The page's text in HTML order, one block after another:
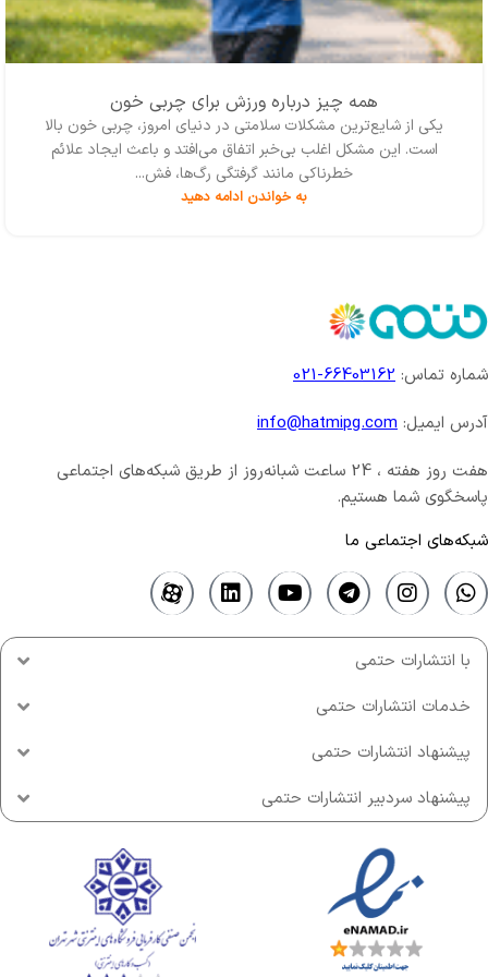
همه چیز درباره ورزش برای چربی خون
یکی از شایع‌ترین مشکلات سلامتی در دنیای امروز، چربی خون بالا
است. این مشکل اغلب بی‌خبر اتفاق می‌افتد و باعث ایجاد علائم
خطرناکی مانند گرفتگی رگ‌ها، فش...
به خواندن ادامه دهید
شماره تماس: 66403162-021
آدرس ایمیل: info@hatmipg.com
هفت روز هفته ، 24 ساعت شبانه‌روز از طریق شبکه‌های اجتماعی
پاسخگوی شما هستیم.
شبکه‌های اجتماعی ما
با انتشارات حتمی
خدمات انتشارات حتمی
پیشنهاد انتشارات حتمی
پیشنهاد سردبیر انتشارات حتمی